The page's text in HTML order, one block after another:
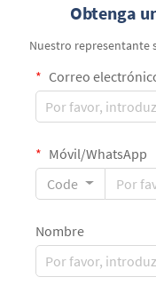
Obtenga
Nuestro representante
Correo
Móvil/WhatsApp
Code
Nombre